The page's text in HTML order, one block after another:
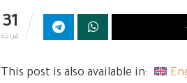
31
قراءة
This post is also available in: